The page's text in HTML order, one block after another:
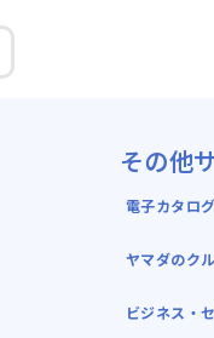
その他
電子カタロ
ヤマダのク
ビジネス・